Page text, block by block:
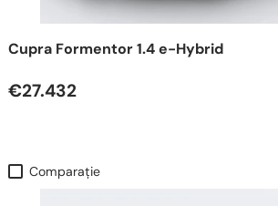
Cupra Formentor 1.4 e-Hybrid
€27.432
Comparaţie